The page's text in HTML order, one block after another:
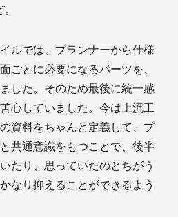
ルでは、プランナーから仕様
ごとに必要になるパーツを、
した。そのため最後に統一感
心していました。今は上流工
資料をちゃんと定義して、プ
共通意識をもつことで、後半
たり、思っていたのとちがう
なり抑えることができるよう